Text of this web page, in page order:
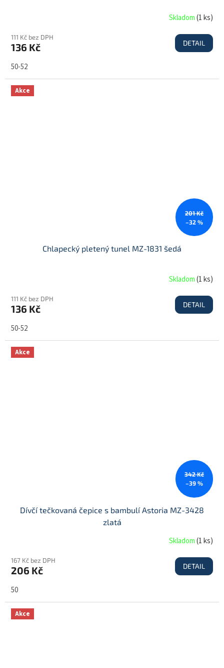
Skladom(1 ks)
111 Kč bez DPH
136 Kč DETAIL
50-52
Akce
201 Kč
–32 %
Chlapecký pletený tunel MZ-1831 šedá
Skladom(1 ks)
111 Kč bez DPH
136 Kč DETAIL
50-52
Akce
342 Kč
–39 %
Dívčí tečkovaná čepice s bambulí Astoria MZ-3428
zlatá
Skladom(1 ks)
167 Kč bez DPH
206 Kč DETAIL
50
Akce